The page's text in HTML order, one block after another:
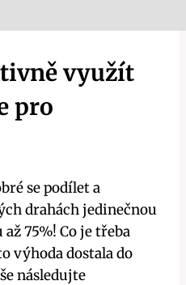
využít
pro
se podílet a
drahách jedinečnou
75%! Co je třeba
výhoda dostala do
následujte